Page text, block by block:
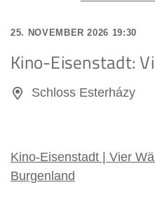
25. NOVEMBER 2026 19:30
Kino-Eisenstadt:
Schloss Esterházy
Kino-Eisenstadt | Vier
Burgenland